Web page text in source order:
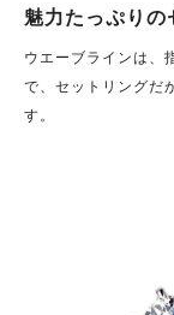
魅力たっぷりの
ウエーブラインは、
で、セットリングだ
す。